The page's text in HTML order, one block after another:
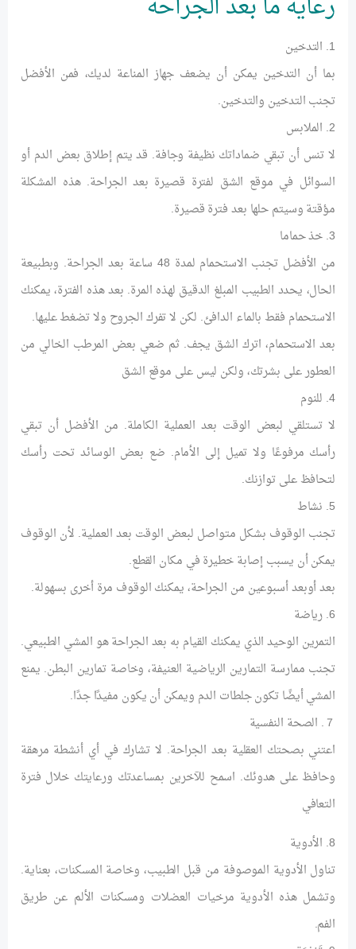
بما أن التدخين يمكن أن يضعف جهاز المناعة لديك، فمن الأفضل
تجنب التدخين والتدخين.
لا تنس أن تبقي ضماداتك نظيفة وجافة. قد يتم إطلاق بعض الدم أو
السوائل في موقع الشق لفترة قصيرة بعد الجراحة. هذه المشكلة
مؤقتة وسيتم حلها بعد فترة قصيرة.
من الأفضل تجنب الاستحمام لمدة 48 ساعة بعد الجراحة. وبطبيعة
الحال، يحدد الطبيب المبلغ الدقيق لهذه المرة. بعد هذه الفترة، يمكنك
الاستحمام فقط بالماء الدافئ. لكن لا تفرك الجروح ولا تضغط عليها.
بعد الاستحمام، اترك الشق يجف. ثم ضعي بعض المرطب الخالي من
العطور على بشرتك، ولكن ليس على موقع الشق
لا تستلقي لبعض الوقت بعد العملية الكاملة. من الأفضل أن تبقي
رأسك مرفوعًا ولا تميل إلى الأمام. ضع بعض الوسائد تحت رأسك
لتحافظ على توازنك.
تجنب الوقوف بشكل متواصل لبعض الوقت بعد العملية. لأن الوقوف
يمكن أن يسبب إصابة خطيرة في مكان القطع.
بعد أوبعد أسبوعين من الجراحة، يمكنك الوقوف مرة أخرى بسهولة.
التمرين الوحيد الذي يمكنك القيام به بعد الجراحة هو المشي الطبيعي.
تجنب ممارسة التمارين الرياضية العنيفة، وخاصة تمارين البطن. يمنع
المشي أيضًا تكون جلطات الدم ويمكن أن يكون مفيدًا جدًا.
اعتني بصحتك العقلية بعد الجراحة. لا تشارك في أي أنشطة مرهقة
وحافظ على هدوئك. اسمح للآخرين بمساعدتك ورعايتك خلال فترة
التعافي
تناول الأدوية الموصوفة من قبل الطبيب، وخاصة المسكنات، بعناية.
وتشمل هذه الأدوية مرخيات العضلات ومسكنات الألم عن طريق
الفم.